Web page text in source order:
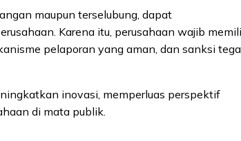
maupun terselubung, dapat
Karena itu, perusahaan wajib
pelaporan yang aman, dan sanksi
inovasi, memperluas perspektif
di mata publik.